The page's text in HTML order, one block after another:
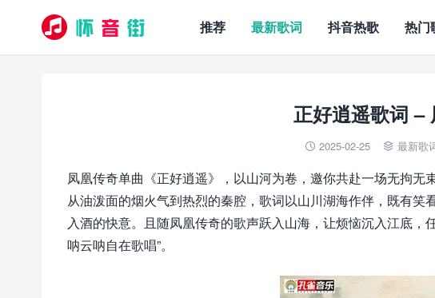
推荐 最新歌词 抖音热歌 热门
正好逍遥歌词 –
 2025-02-25  最新歌
凤凰传奇单曲《正好逍遥》，以山河为卷，邀你共赴一场无拘无
从油泼面的烟火气到热烈的秦腔，歌词以山川湖海作伴，既有
入酒的快意。且随凤凰传奇的歌声跃入山海，让烦恼沉入江底
呐云呐自在歌唱”。